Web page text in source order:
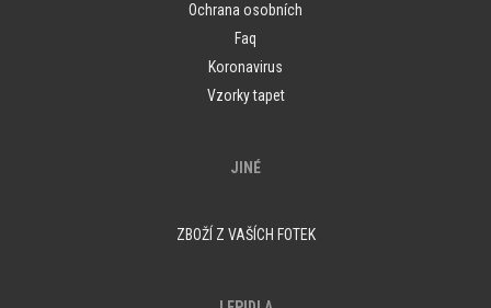
Ochrana osobních
Faq
Koronavirus
Vzorky tapet
JINÉ
ZBOŽÍ Z VAŠÍCH FOTEK